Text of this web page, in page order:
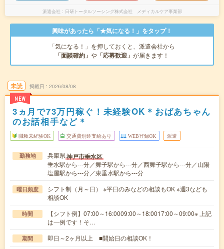
派遣会社 日研トータルソーシング株式会社 メディカルケア事業部
興味があったら「★気になる！」をタップ！
「気になる！」を押しておくと、派遣会社から
「面談確約」 や 「応募歓迎」 が届きます！
未読
NEW
掲載日 2026/08/08
3ヵ月で73万円稼ぐ！未経験OK＊おばあちゃん
のお話相手など＊
職種未経験OK 交通費別途支給あり WEB登録OK 派遣
勤務地 兵庫県神戸市垂水区
垂水駅から---分／舞子駅から---分／西舞子駅から---分／山陽
塩屋駅から---分／東垂水駅から---分
曜日頻度
シフト制（月～日） ※平日のみなどの相談もOK ※週3なども
相談OK
時間
【シフト例】07:00～16:0009:00～18:0017:00～09:00※ 上記
は一例です！そ…
期間 即日～2ヶ月以上 ■開始日の相談OK！